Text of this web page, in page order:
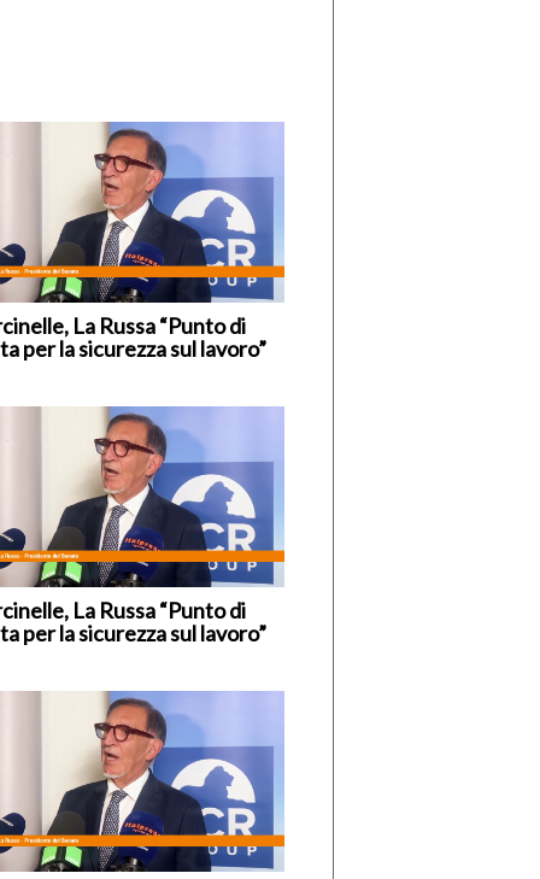
La Russa “Punto di
per la sicurezza sul lavoro”
La Russa “Punto di
per la sicurezza sul lavoro”